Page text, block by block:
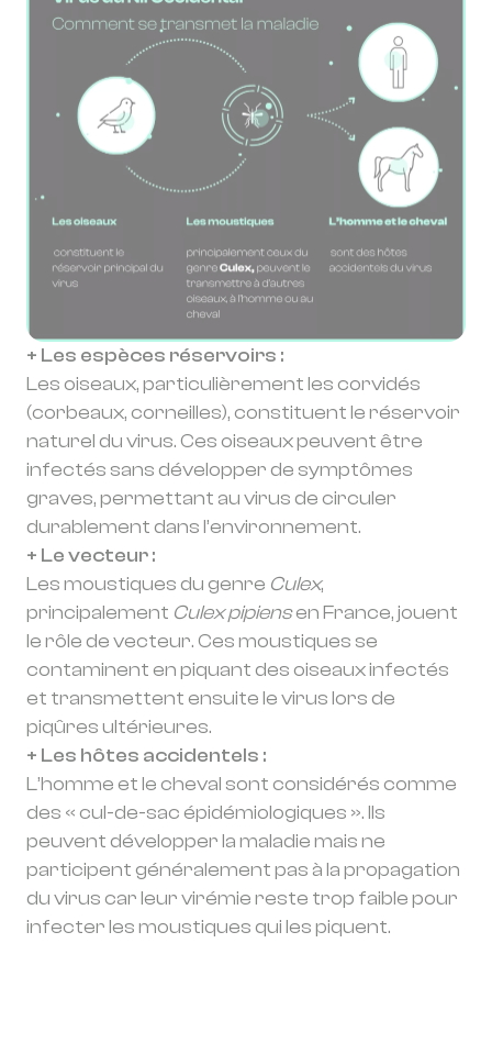
+ Les espèces réservoirs :
Les oiseaux, particulièrement les corvidés
(corbeaux, corneilles), constituent le réservoir
naturel du virus. Ces oiseaux peuvent être
infectés sans développer de symptômes
graves, permettant au virus de circuler
durablement dans l’environnement.
+ Le vecteur :
Les moustiques du genre Culex,
principalement Culex pipiensen France, jouent
le rôle de vecteur. Ces moustiques se
contaminent en piquant des oiseaux infectés
et transmettent ensuite le virus lors de
piqûres ultérieures.
+ Les hôtes accidentels :
L’homme et le cheval sont considérés comme
des « cul-de-sac épidémiologiques ». Ils
peuvent développer la maladie mais ne
participent généralement pas à la propagation
du virus car leur virémie reste trop faible pour
infecter les moustiques qui les piquent.